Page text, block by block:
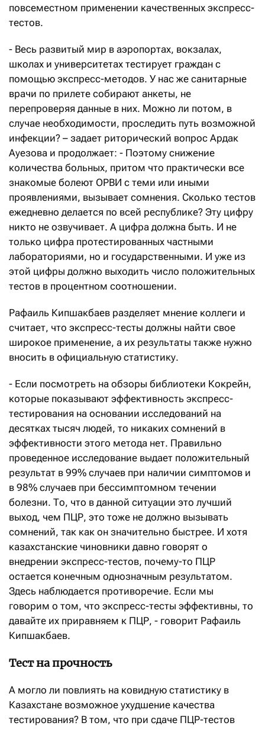
повсеместном применении качественных экспресс-
тестов.
- Весь развитый мир в аэропортах, вокзалах,
школах и университетах тестирует граждан с
помощью экспресс-методов. У нас же санитарные
врачи по прилете собирают анкеты, не
перепроверяя данные в них. Можно ли потом, в
случае необходимости, проследить путь возможной
инфекции? – задает риторический вопрос Ардак
Ауезова и продолжает: - Поэтому снижение
количества больных, притом что практически все
знакомые болеют ОРВИ с теми или иными
проявлениями, вызывает сомнения. Сколько тестов
ежедневно делается по всей республике? Эту цифру
никто не озвучивает. А цифра должна быть. И не
только цифра протестированных частными
лабораториями, но и государственными. И уже из
этой цифры должно выходить число положительных
тестов в процентном соотношении.
Рафаиль Кипшакбаев разделяет мнение коллеги и
считает, что экспресс-тесты должны найти свое
широкое применение, а их результаты также нужно
вносить в официальную статистику.
- Если посмотреть на обзоры библиотеки Кокрейн,
которые показывают эффективность экспресс-
тестирования на основании исследований на
десятках тысяч людей, то никаких сомнений в
эффективности этого метода нет. Правильно
проведенное исследование выдает положительный
результат в 99% случаев при наличии симптомов и
в 98% случаев при бессимптомном течении
болезни. То, что в данной ситуации это лучший
выход, чем ПЦР, это тоже не должно вызывать
сомнений, так как он значительно быстрее. И хотя
казахстанские чиновники давно говорят о
внедрении экспресс-тестов, почему-то ПЦР
остается конечным однозначным результатом.
Здесь наблюдается противоречие. Если мы
говорим о том, что экспресс-тесты эффективны, то
давайте их приравняем к ПЦР, - говорит Рафаиль
Кипшакбаев.
Тест на прочность
А могло ли повлиять на ковидную статистику в
Казахстане возможное ухудшение качества
тестирования? В том, что при сдаче ПЦР-тестов